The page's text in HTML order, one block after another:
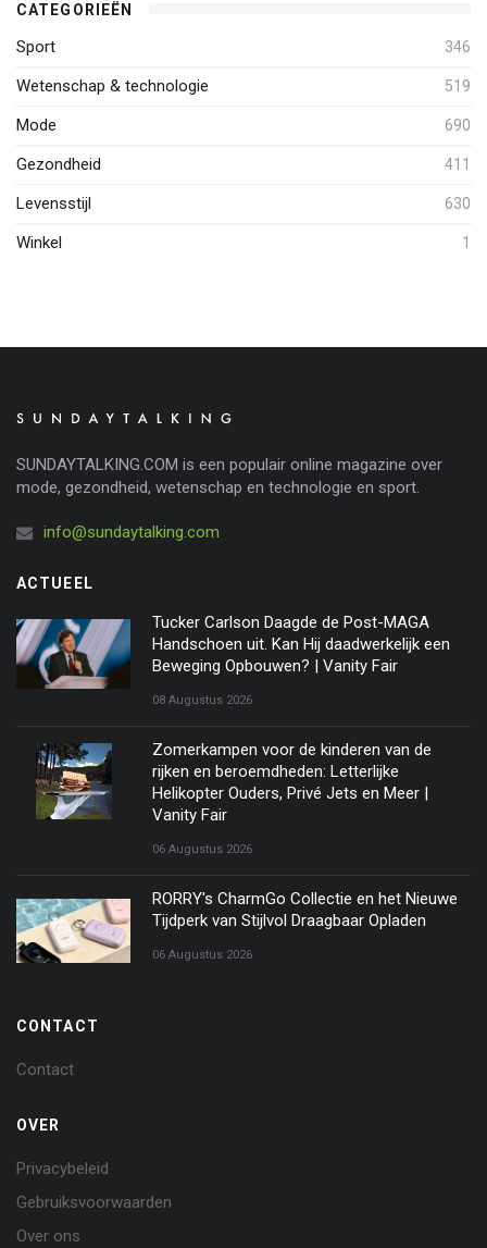
CATEGORIEËN
Sport 346
Wetenschap & technologie 519
Mode 690
Gezondheid 411
Levensstijl 630
Winkel 1
SUNDAYTALKING.COM is een populair online magazine over
mode, gezondheid, wetenschap en technologie en sport.
info@sundaytalking.com
ACTUEEL
Tucker Carlson Daagde de Post-MAGA
Handschoen uit. Kan Hij daadwerkelijk een
Beweging Opbouwen? | Vanity Fair
08 Augustus 2026
Zomerkampen voor de kinderen van de
rijken en beroemdheden: Letterlijke
Helikopter Ouders, Privé Jets en Meer |
Vanity Fair
06 Augustus 2026
RORRY's CharmGo Collectie en het Nieuwe
Tijdperk van Stijlvol Draagbaar Opladen
06 Augustus 2026
CONTACT
Contact
OVER
Privacybeleid
Gebruiksvoorwaarden
Over ons